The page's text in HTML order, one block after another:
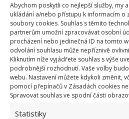
Abychom poskytli co nejlepší služby, my
ukládání a/nebo přístupu k informacím o
soubory cookies. Souhlas s těmito
partnerům umožní zpracovávat osobní
procházení nebo jedinečná ID na tomto
odvolání souhlasu může nepříznivě
Kliknutím níže vyjádřete souhlas s výše
podrobnější rozhodnutí. Vaše volby
webu. Nastavení můžete kdykoli změnit,
pomocí přepínačů v Zásadách cookies
Spravovat souhlas ve spodní části
Statistiky